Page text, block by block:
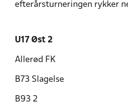
efterårsturneringen rykker
U17 Øst 2
Allerød FK
B73 Slagelse
B93 2